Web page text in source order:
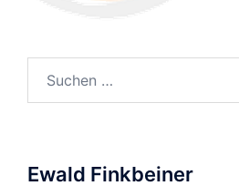
Ewald Finkbeiner